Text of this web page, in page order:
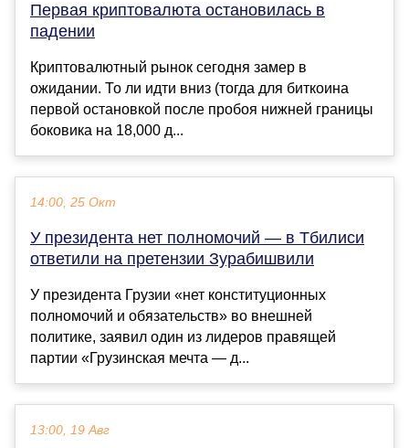
Первая криптовалюта остановилась в
падении
Криптовалютный рынок сегодня замер в
ожидании. То ли идти вниз (тогда для биткоина
первой остановкой после пробоя нижней границы
боковика на 18,000 д...
14:00, 25 Окт
У президента нет полномочий — в Тбилиси
ответили на претензии Зурабишвили
У президента Грузии «нет конституционных
полномочий и обязательств» во внешней
политике, заявил один из лидеров правящей
партии «Грузинская мечта — д...
13:00, 19 Авг